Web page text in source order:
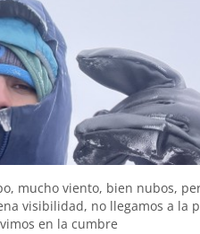
mucho viento, bien nubos,
visibilidad, no llegamos a la
en la cumbre